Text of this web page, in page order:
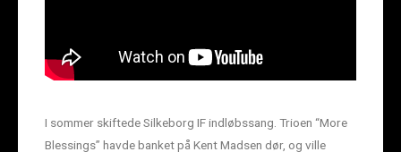
I sommer skiftede Silkeborg IF indløbssang. Trioen “More
Blessings” havde banket på Kent Madsen dør, og ville